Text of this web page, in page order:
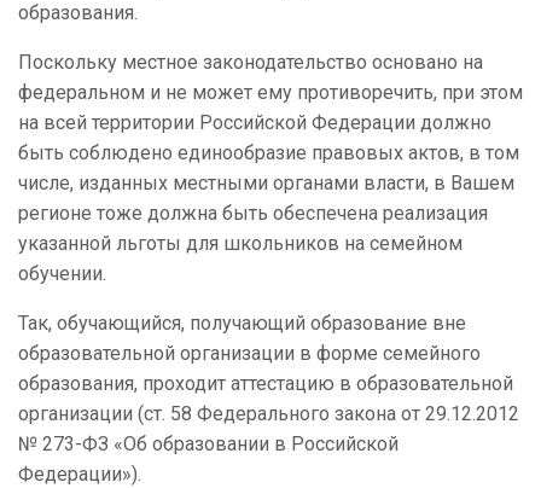
образования.
Поскольку местное законодательство основано на
федеральном и не может ему противоречить, при этом
на всей территории Российской Федерации должно
быть соблюдено единообразие правовых актов, в том
числе, изданных местными органами власти, в Вашем
регионе тоже должна быть обеспечена реализация
указанной льготы для школьников на семейном
обучении.
Так, обучающийся, получающий образование вне
образовательной организации в форме семейного
образования, проходит аттестацию в образовательной
организации (ст. 58 Федерального закона от 29.12.2012
№ 273-ФЗ «Об образовании в Российской
Федерации»).